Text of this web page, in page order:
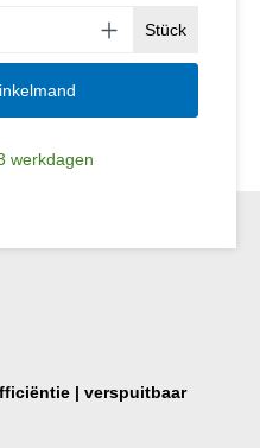
Stück
werkdagen
| verspuitbaar